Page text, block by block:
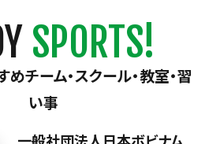
SPORTS!
チーム・スクール・教室・習
い事